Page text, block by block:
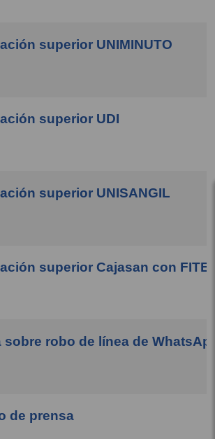
superior UNIMINUTO
superior UDI
superior UNISANGIL
superior Cajasan con
sobre robo de línea de
de prensa